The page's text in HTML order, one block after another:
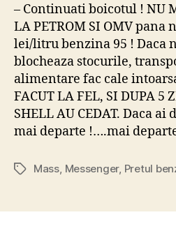
– Continuati boicotul ! NU
LA PETROM SI OMV pana
lei/litru benzina 95 ! Daca
blocheaza stocurile,
alimentare fac cale
FACUT LA FEL, SI DUPA 5
SHELL AU CEDAT. Daca
mai departe !….mai
TagsMass Messenger, Pretul